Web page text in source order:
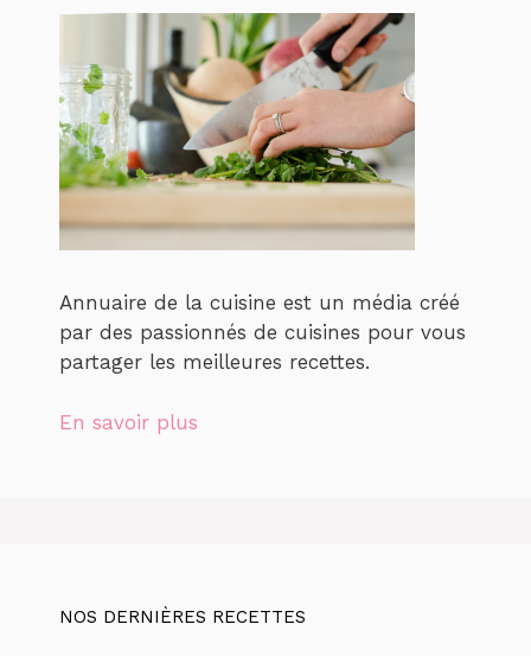
Annuaire de la cuisine est un média créé
par des passionnés de cuisines pour vous
partager les meilleures recettes.
En savoir plus
NOS DERNIÈRES RECETTES